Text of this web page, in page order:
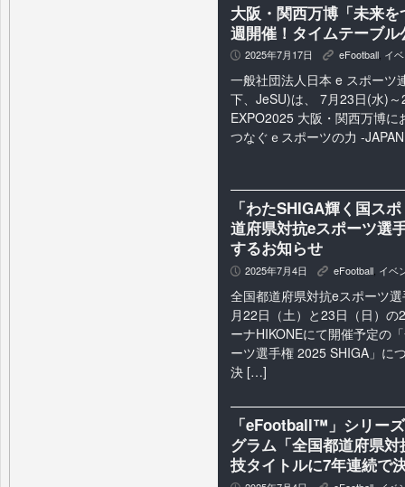
大阪・関西万博「未来
週開催！タイムテーブ
P 2025年7月17日 K eFootball イ
一般社団法人日本 e スポーツ
下、JeSU)は、 7月23日(水)
EXPO2025 大阪・関西万博
つなぐｅスポーツの力 -
「わたSHIGA輝く国ス
道府県対抗eスポーツ選
するお知らせ
P 2025年7月4日 K eFootball イベ
全国都道府県対抗eスポーツ
月22日（土）と23日（日）
ーナHIKONEにて開催予定の
ーツ選手権 2025 SHIGA」に
決 […]
「eFootball™」シリー
グラム「全国都道府県
技タイトルに7年連続で